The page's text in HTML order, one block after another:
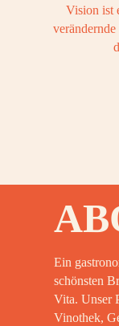
Vision ist
Ein
schönsten
Vita. Unser
Vinothek,